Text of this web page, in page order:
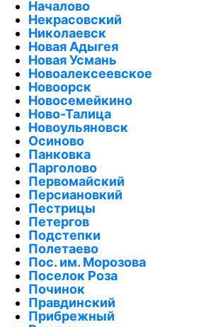
Началово
Некрасовский
Николаевск
Новая Адыгея
Новая Усмань
Новоалексеевское
Новоорск
Новосемейкино
Ново-Талица
Новоульяновск
Осиново
Панковка
Парголово
Первомайский
Персиановкий
Пестрицы
Петергов
Подстепки
Полетаево
Пос. им. Морозова
Поселок Роза
Починок
Правдинский
Прибрежный